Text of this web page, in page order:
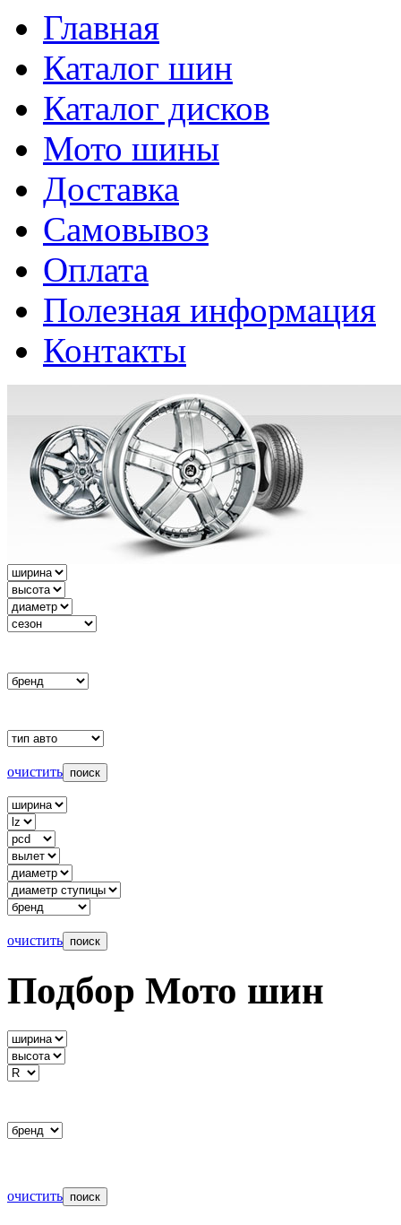
Главная
Каталог шин
Каталог дисков
Мото шины
Доставка
Самовывоз
Оплата
Полезная информация
Контакты
очистить
очистить
Подбор Мото шин
очистить